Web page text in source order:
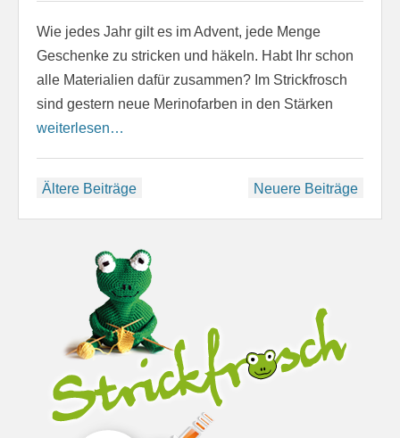
Wie jedes Jahr gilt es im Advent, jede Menge
Geschenke zu stricken und häkeln. Habt Ihr schon
alle Materialien dafür zusammen? Im Strickfrosch
sind gestern neue Merinofarben in den Stärken
weiterlesen…
Beitragsnavigation
Ältere Beiträge Neuere Beiträge